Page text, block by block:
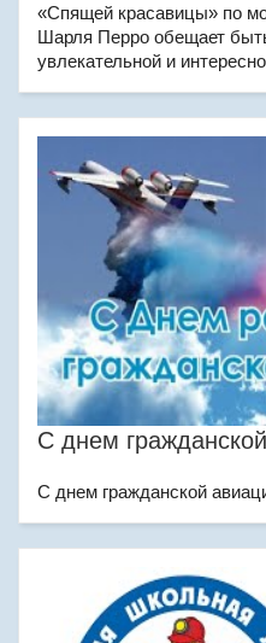
«Спящей красавицы» по
Шарля Перро обещает
увлекательной и
C днем
C днем гражданской